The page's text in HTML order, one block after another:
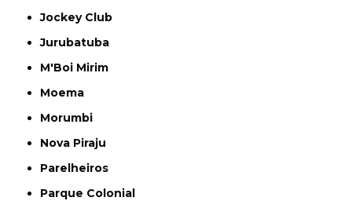
Jockey Club
Jurubatuba
M'Boi Mirim
Moema
Morumbi
Nova Piraju
Parelheiros
Parque Colonial